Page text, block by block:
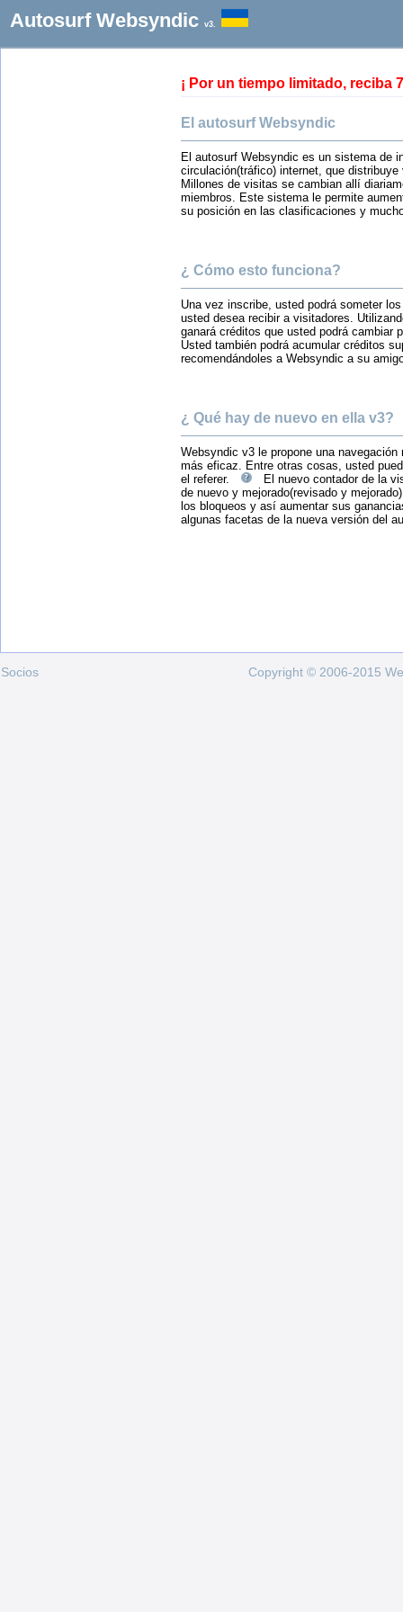
Autosurf Websyndic v3.
¡ Por un tiempo limitado, reciba
El autosurf Websyndic
El autosurf Websyndic es un sistema de
circulación(tráfico) internet, que
Millones de visitas se cambian allí
miembros. Este sistema le permite
su posición en las clasificaciones y
¿ Cómo esto funciona?
Una vez inscribe, usted podrá someter
usted desea recibir a visitadores.
ganará créditos que usted podrá cambiar
Usted también podrá acumular créditos
recomendándoles a Websyndic a su
¿ Qué hay de nuevo en ella v3?
Websyndic v3 le propone una
más eficaz. Entre otras cosas, usted
el referer.
El nuevo contador de la
de nuevo y mejorado(revisado y
los bloqueos y así aumentar sus
algunas facetas de la nueva versión del
Socios Copyright © 2006-2015